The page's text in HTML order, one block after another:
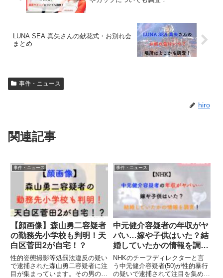
LUNA SEA 真矢さんの献花式・お別れ会
まとめ
事件・ニュース
hiro
関連記事
事件・ニュース
【顔画像】森山勇二容疑者
の勤務先小学校も判明！天
白区菅田2が自宅！？
性的姿態撮影等処罰法違反の疑い
で逮捕された森山勇二容疑者に注
目が集まっています。その男の職
事件・ニュース
中元健介容疑者の年収がヤ
バい…嫁や子供はいた？結
婚していたかの情報を調
査！
NHKのチーフディレクターと言
う中元健介容疑者(50)が性的暴行
の疑いで逮捕されて注目を集めて